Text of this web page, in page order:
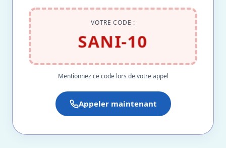
VOTRE CODE :
SANI-10
Mentionnez ce code lors de votre appel
Appeler maintenant